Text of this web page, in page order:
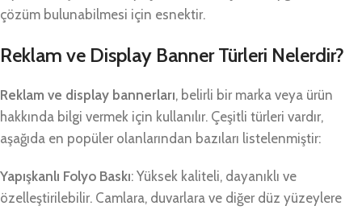
çözüm bulunabilmesi için esnektir.
Reklam ve Display Banner Türleri Nelerdir?
Reklam ve display bannerları, belirli bir marka veya ürün
hakkında bilgi vermek için kullanılır. Çeşitli türleri vardır,
aşağıda en popüler olanlarından bazıları listelenmiştir:
Yapışkanlı Folyo Baskı: Yüksek kaliteli, dayanıklı ve
özelleştirilebilir. Camlara, duvarlara ve diğer düz yüzeylere